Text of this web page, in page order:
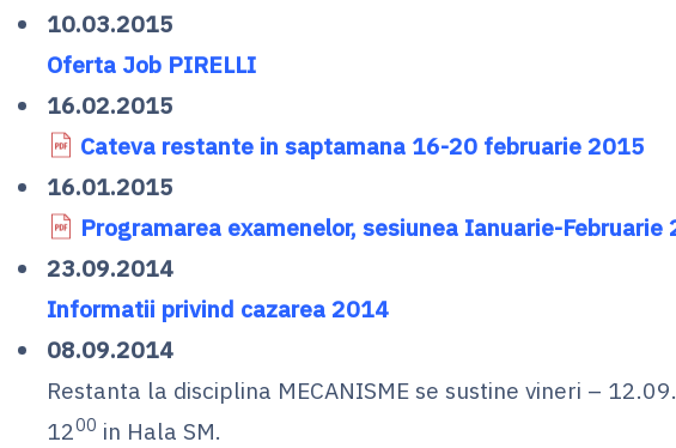
10.03.2015
Oferta Job PIRELLI
16.02.2015
Cateva restante in saptamana 16-20 februarie 2015
16.01.2015
Programarea examenelor, sesiunea Ianuarie-Februarie
23.09.2014
Informatii privind cazarea 2014
08.09.2014
Restanta la disciplina MECANISME se sustine vineri –
1200 in Hala SM.